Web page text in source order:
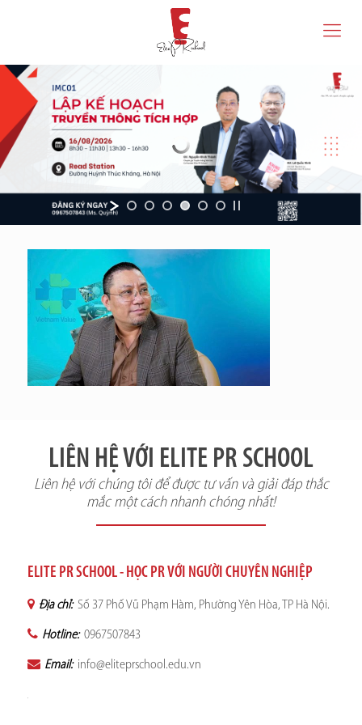
LIÊN HỆ VỚI ELITE PR SCHOOL
Liên hệ với chúng tôi để được tư vấn và giải đáp thắc
mắc một cách nhanh chóng nhất!
ELITE PR SCHOOL - HỌC PR VỚI NGƯỜI CHUYÊN NGHIỆP
Địa chỉ: Số 37 Phố Vũ Phạm Hàm, Phường Yên Hòa, TP Hà Nội.
Hotline: 0967507843
Email: info@eliteprschool.edu.vn